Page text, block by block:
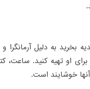
به دلیل آرمانگرا و
او تهیه کنید. ساعت،
خوشایند است.